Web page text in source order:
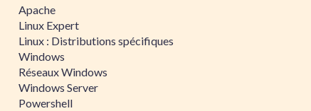
Apache
Linux Expert
Linux : Distributions spécifiques
Windows
Réseaux Windows
Windows Server
Powershell